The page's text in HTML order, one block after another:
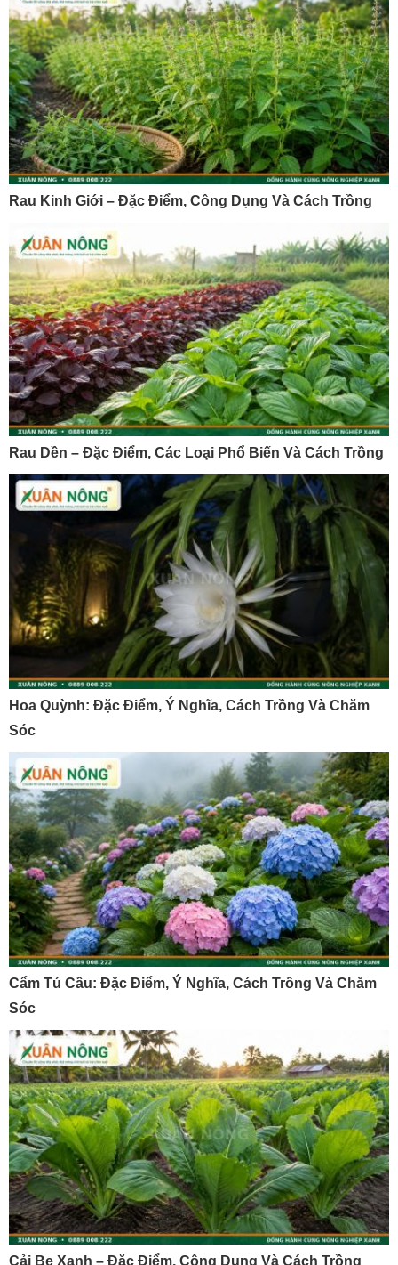
Rau Kinh Giới – Đặc Điểm, Công Dụng Và Cách Trồng
Rau Dền – Đặc Điểm, Các Loại Phổ Biến Và Cách Trồng
Hoa Quỳnh: Đặc Điểm, Ý Nghĩa, Cách Trồng Và Chăm
Sóc
Cẩm Tú Cầu: Đặc Điểm, Ý Nghĩa, Cách Trồng Và Chăm
Sóc
Cải Bẹ Xanh – Đặc Điểm, Công Dụng Và Cách Trồng